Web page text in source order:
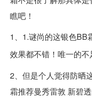
瞧吧！
1、1.谜尚的这银色BB
效果都不错！唯一的
2、但是个人觉得防晒
霜推荐曼秀雷敦 新碧